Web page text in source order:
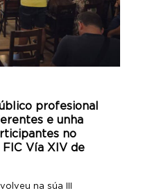
profesional
e unha
no
Vía XIV de
na súa III